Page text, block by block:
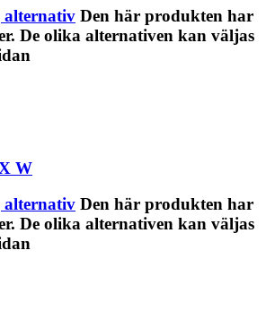
Den här produkten har
De olika alternativen kan väljas
W
Den här produkten har
De olika alternativen kan väljas